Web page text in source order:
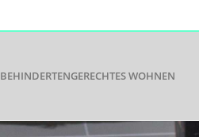
BEHINDERTENGERECHTES WOHNEN